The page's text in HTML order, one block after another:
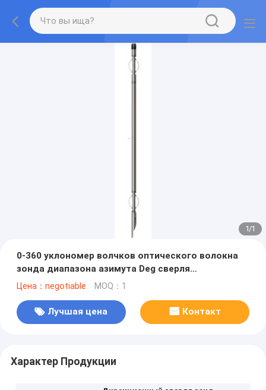
1/1
0-360 уклономер волчков оптического волокна
зонда диапазона азимута Deg сверля
дирекционный
Цена：negotiable MOQ：1
Лучшая цена Контакт
Характер Продукции